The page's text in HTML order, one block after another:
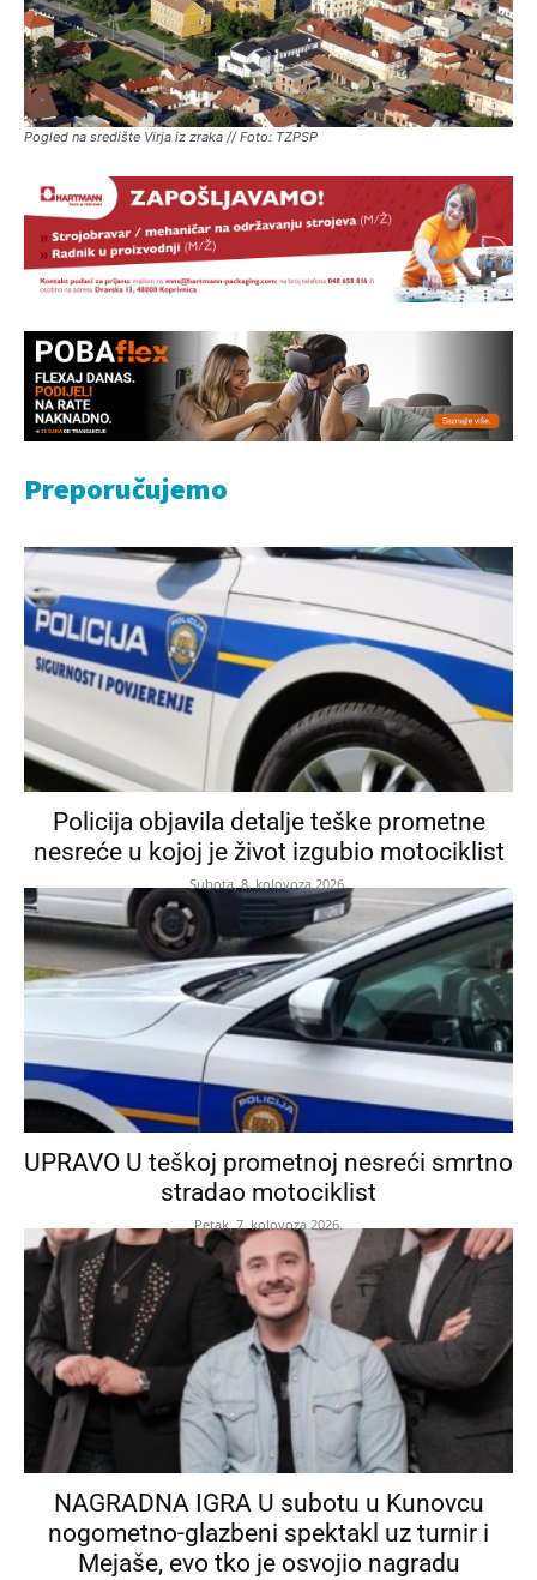
Pogled na središte Virja iz zraka // Foto: TZPSP
Preporučujemo
Policija objavila detalje teške prometne
nesreće u kojoj je život izgubio motociklist
Subota, 8. kolovoza 2026.
UPRAVO U teškoj prometnoj nesreći smrtno
stradao motociklist
Petak, 7. kolovoza 2026.
NAGRADNA IGRA U subotu u Kunovcu
nogometno-glazbeni spektakl uz turnir i
Mejaše, evo tko je osvojio nagradu